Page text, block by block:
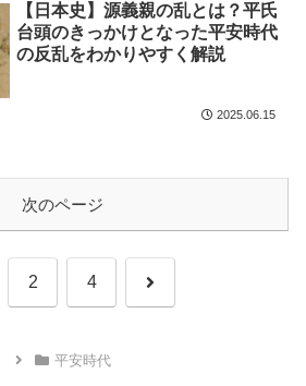
【日本史】源義親の乱とは？平氏
台頭のきっかけとなった平安時代
の反乱をわかりやすく解説
2025.06.15
次のページ
2 4 次
平安時代